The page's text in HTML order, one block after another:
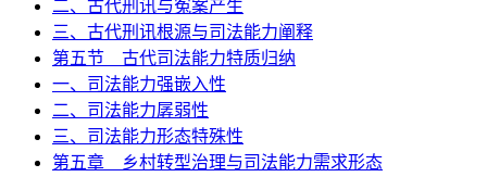
二、古代刑讯与冤案产生
三、古代刑讯根源与司法能力阐释
第五节 古代司法能力特质归纳
一、司法能力强嵌入性
二、司法能力孱弱性
三、司法能力形态特殊性
第五章 乡村转型治理与司法能力需求形态